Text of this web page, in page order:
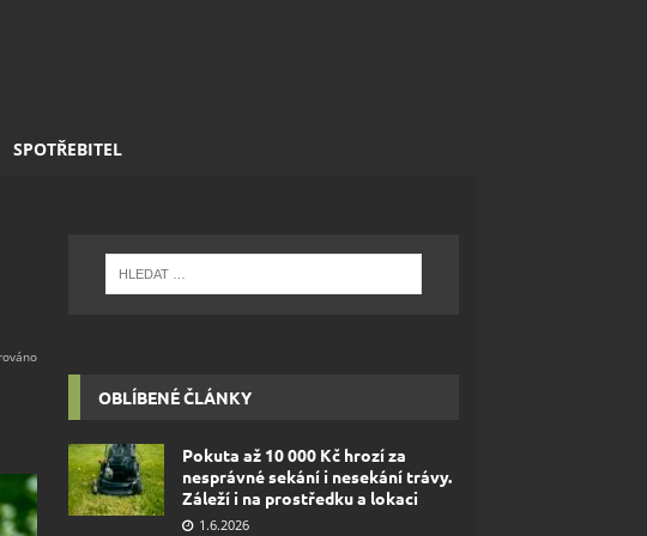
SPOTŘEBITEL
OBLÍBENÉ ČLÁNKY
Pokuta až 10 000 Kč hrozí za
nesprávné sekání i nesekání trávy.
Záleží i na prostředku a lokaci
1.6.2026